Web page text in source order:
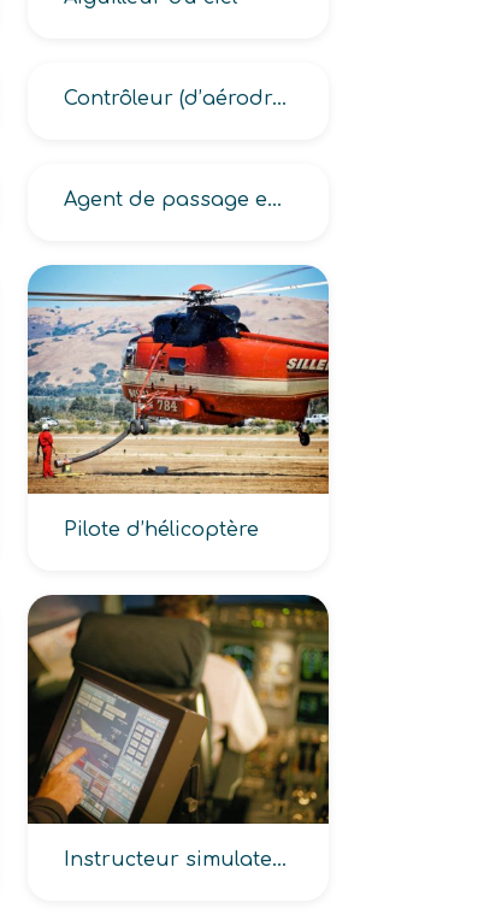
Contrôleur (d’aérodrome, d’aéronautique de l’armée, d’approche aérienne, de la défense aérienne, de la navigation aérienne)
Agent de passage escale aéroportuaire
Pilote d’hélicoptère
Instructeur simulateur de vol, Moniteur de simulateur de vol de l’armée